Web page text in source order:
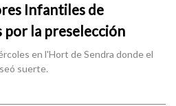
Infantiles de
por la preselección
en l'Hort de Sendra donde el
suerte.